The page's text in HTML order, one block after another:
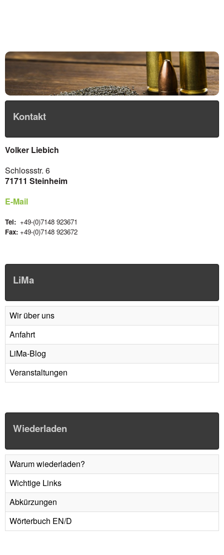
Kontakt
Volker Liebich
Schlossstr. 6
71711 Steinheim
E-Mail
Tel: +49-(0)7148 923671
Fax: +49-(0)7148 923672
LiMa
Wir über uns
Anfahrt
LiMa-Blog
Veranstaltungen
Wiederladen
Warum wiederladen?
Wichtige Links
Abkürzungen
Wörterbuch EN/D